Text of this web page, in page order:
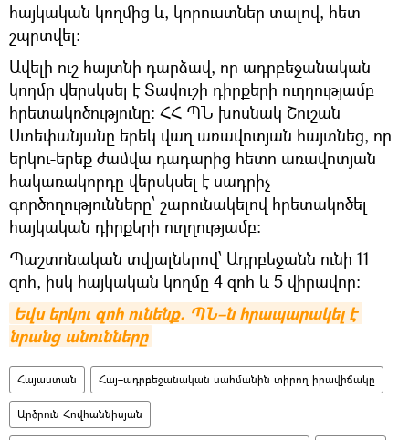
հայկական կողմից և, կորուստներ տալով, հետ
շպրտվել:
Ավելի ուշ հայտնի դարձավ, որ ադրբեջանական
կողմը վերսկսել է Տավուշի դիրքերի ուղղությամբ
հրետակոծությունը: ՀՀ ՊՆ խոսնակ Շուշան
Ստեփանյանը երեկ վաղ առավոտյան հայտնեց, որ
երկու-երեք ժամվա դադարից հետո առավոտյան
հակառակորդը վերսկսել է սադրիչ
գործողությունները՝ շարունակելով հրետակոծել
հայկական դիրքերի ուղղությամբ։
Պաշտոնական տվյալներով՝ Ադրբեջանն ունի 11
զոհ, իսկ հայկական կողմը 4 զոհ և 5 վիրավոր։
Եվս երկու զոհ ունենք. ՊՆ–ն հրապարակել է
նրանց անունները
Հայաստան Հայ–ադրբեջանական սահմանին տիրող իրավիճակը
Արծրուն Հովհաննիսյան